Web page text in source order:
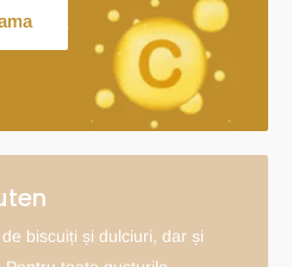
biscuiți și dulciuri, dar și